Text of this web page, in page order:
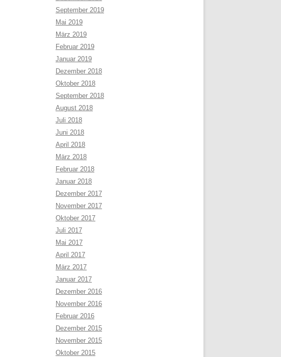
September 2019
Mai 2019
März 2019
Februar 2019
Januar 2019
Dezember 2018
Oktober 2018
September 2018
August 2018
Juli 2018
Juni 2018
April 2018
März 2018
Februar 2018
Januar 2018
Dezember 2017
November 2017
Oktober 2017
Juli 2017
Mai 2017
April 2017
März 2017
Januar 2017
Dezember 2016
November 2016
Februar 2016
Dezember 2015
November 2015
Oktober 2015